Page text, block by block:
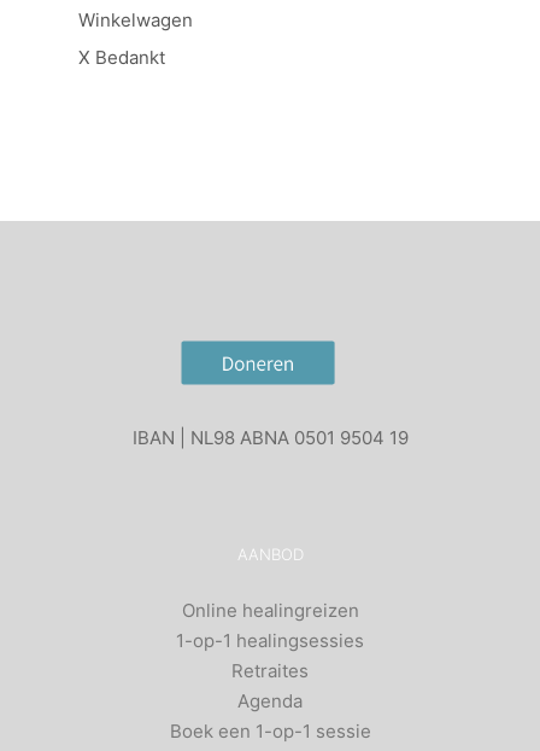
Winkelwagen
X Bedankt
IBAN | NL98 ABNA 0501 9504 19
AANBOD
Online healingreizen
1-op-1 healingsessies
Retraites
Agenda
Boek een 1-op-1 sessie